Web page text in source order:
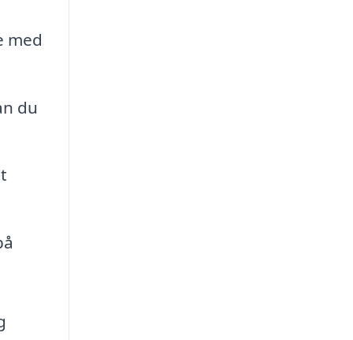
med
du